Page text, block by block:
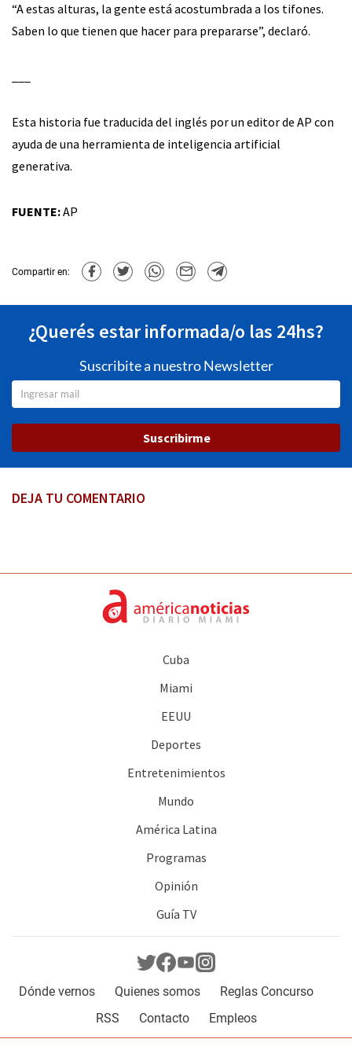
“A estas alturas, la gente está acostumbrada a los tifones.
Saben lo que tienen que hacer para prepararse”, declaró.
Esta historia fue traducida del inglés por un editor de AP con
ayuda de una herramienta de inteligencia artificial
generativa.
FUENTE:AP
Compartir en:
¿Querés estar informada/o las 24hs?
Suscribite a nuestro Newsletter
Suscribirme
DEJA TU COMENTARIO
Cuba
Miami
EEUU
Deportes
Entretenimientos
Mundo
América Latina
Programas
Opinión
Guía TV
Dónde vernos Quienes somos
Reglas Concurso
RSS
Contacto Empleos